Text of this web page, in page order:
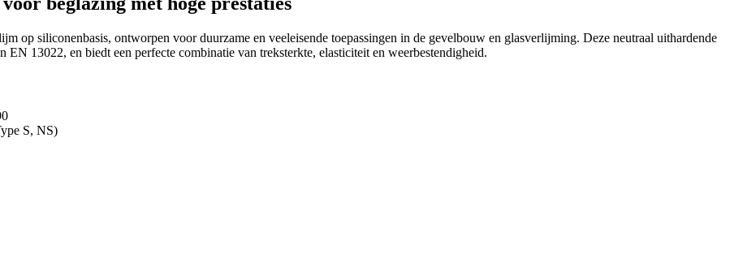
op siliconenbasis, ontworpen voor duurzame en veeleisende toepassingen in de gevelbouw en glasverlijming. Deze neutraal uithardende
13022, en biedt een perfecte combinatie van treksterkte, elasticiteit en weerbestendigheid.
S, NS)